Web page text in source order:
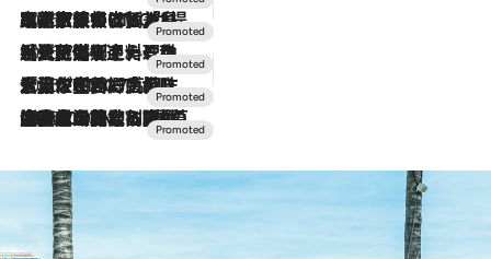
2026.7.31
【ホテル帰省】という選択肢をOMOが提案。家族とほどよい距離を保つには「昼は実家、夜は気兼ねなくホテルで！」
2026.7.24
【夏限定ディナーコース】旬を迎える稚鮎や花ズッキーニなどをイタリア・トスカーナの郷土料理の手法で満喫！
2026.7.17
「土佐和ハーブかき氷」がOMO7高知に登場！生姜、山椒、大葉など目にも舌にも涼を呼ぶ郷土の味
2026.7.10
NEW OPEN！【界 草津】名湯の地に誕生。趣の異なる2種の温泉と上州ならではの会席・蕎麦割烹など美食を味わう究極の癒やし旅